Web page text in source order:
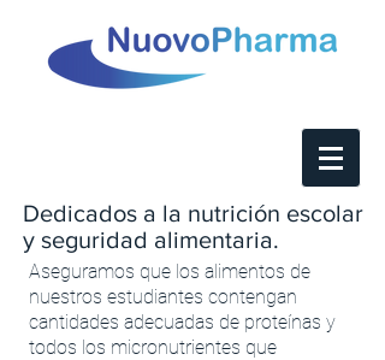
Dedicados a la nutrición escolar
y seguridad alimentaria.
Aseguramos que los alimentos de
nuestros estudiantes contengan
cantidades adecuadas de proteínas y
todos los micronutrientes que